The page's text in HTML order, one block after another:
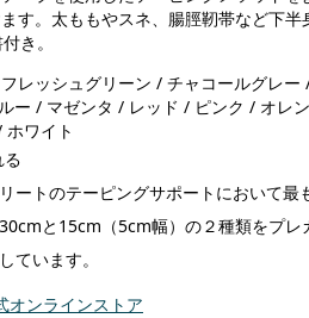
す。太ももやスネ、腸脛靭帯など下半
き。
レッシュグリーン / チャコールグレー
ー / マゼンタ / レッド / ピンク / オレ
ワイト
る
ートのテーピングサポートにおいて最
と15cm（5cm幅）の２種類をプレ
ています。
オンラインストア